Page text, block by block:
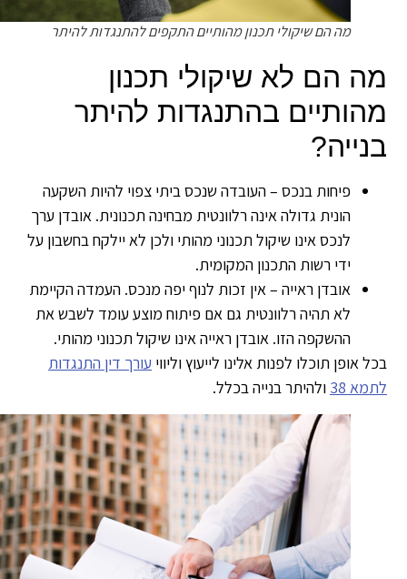
מה הם שיקולי תכנון מהותיים התקפים להתנגדות להיתר
הם לא שיקולי תכנון
בהתנגדות להיתר
פיחות בנכס – העובדה שנכס ביתי צפוי להיות השקעה
הונית גדולה אינה רלוונטית מבחינה תכנונית. אובדן ערך
לנכס אינו שיקול תכנוני מהותי ולכן לא יילקח בחשבון על
ידי רשות התכנון המקומית.
אובדן ראייה – אין זכות לנוף יפה מנכס. העמדה הקיימת
לא תהיה רלוונטית גם אם פיתוח מוצע עומד לשבש את
ההשקפה הזו. אובדן ראייה אינו שיקול תכנוני מהותי.
אופן תוכלו לפנות אלינו לייעוץ וליוויעורך דין התנגדות
38
ולהיתר בנייה בכלל.